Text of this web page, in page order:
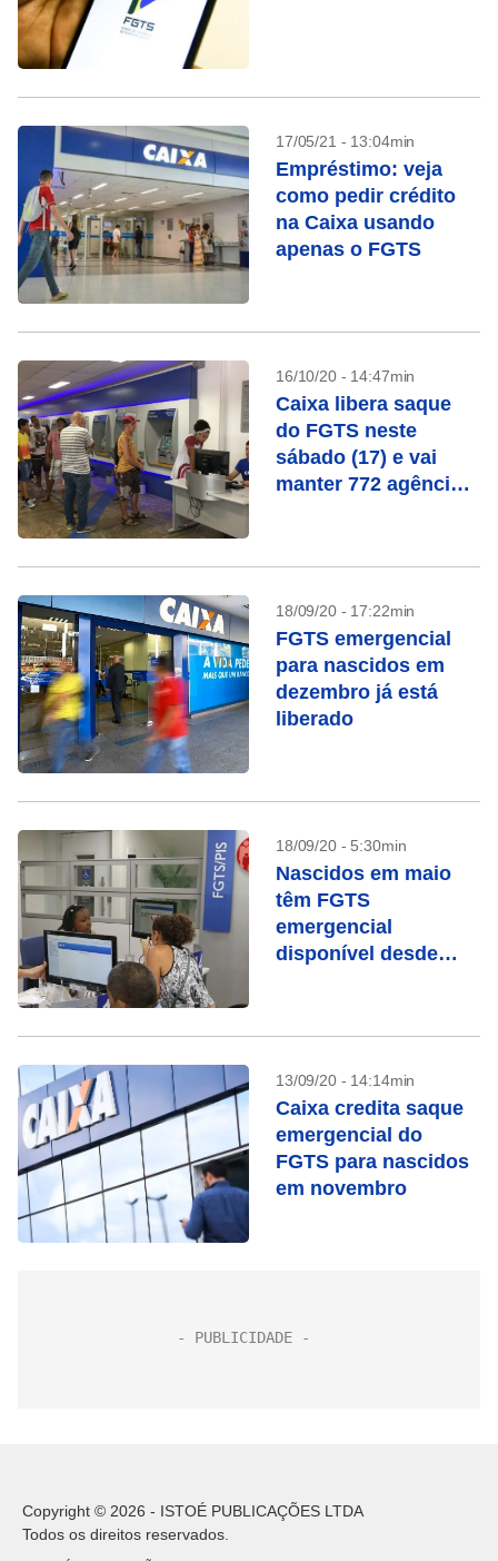
17/05/21 - 13:04min
Empréstimo: veja
como pedir crédito
na Caixa usando
apenas o FGTS
16/10/20 - 14:47min
Caixa libera saque
do FGTS neste
sábado (17) e vai
manter 772 agências
18/09/20 - 17:22min
FGTS emergencial
para nascidos em
dezembro já está
liberado
18/09/20 - 5:30min
Nascidos em maio
têm FGTS
emergencial
disponível desde
13/09/20 - 14:14min
Caixa credita saque
emergencial do
FGTS para nascidos
em novembro
Copyright © 2026 - ISTOÉ PUBLICAÇÕES LTDA
Todos os direitos reservados.